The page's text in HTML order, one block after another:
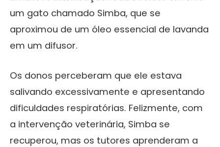
um gato chamado Simba, que se
aproximou de um óleo essencial de lavanda
em um difusor.
Os donos perceberam que ele estava
salivando excessivamente e apresentando
dificuldades respiratórias. Felizmente, com
a intervenção veterinária, Simba se
recuperou, mas os tutores aprenderam a